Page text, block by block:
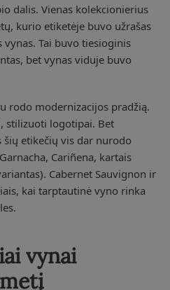
dalis. Vienas kolekcionierius
kurio etiketėje buvo užrašas
vynas. Tai buvo tiesioginis
bet vynas viduje buvo
rodo modernizacijos pradžią.
stilizuoti logotipai. Bet
etikečių vis dar nurodo
Cariñena, kartais
Cabernet Sauvignon ir
kai tarptautinė vyno rinka
vynai